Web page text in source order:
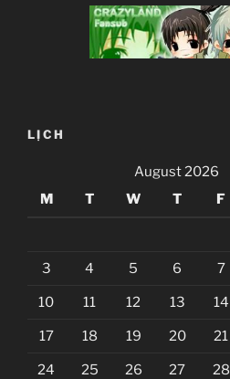
LỊCH
August 2026
M
T W T F
3 4 5 6 7
10 11 12 13 14
17 18 19 20 21
24 25 26 27 28